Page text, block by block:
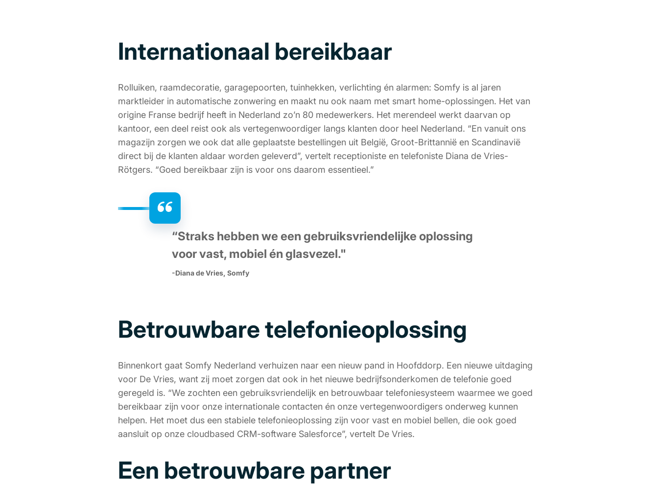
Internationaal bereikbaar
Rolluiken, raamdecoratie, garagepoorten, tuinhekken, verlichting én alarmen: Somfy is al jaren
marktleider in automatische zonwering en maakt nu ook naam met smart home-oplossingen. Het van
origine Franse bedrijf heeft in Nederland zo’n 80 medewerkers. Het merendeel werkt daarvan op
kantoor, een deel reist ook als vertegenwoordiger langs klanten door heel Nederland. “En vanuit ons
magazijn zorgen we ook dat alle geplaatste bestellingen uit België, Groot-Brittannië en Scandinavië
direct bij de klanten aldaar worden geleverd”, vertelt receptioniste en telefoniste Diana de Vries-
Rötgers. “Goed bereikbaar zijn is voor ons daarom essentieel.”
“Straks hebben we een gebruiksvriendelijke oplossing
voor vast, mobiel én glasvezel."
-Diana de Vries, Somfy
Betrouwbare telefonieoplossing
Binnenkort gaat Somfy Nederland verhuizen naar een nieuw pand in Hoofddorp. Een nieuwe uitdaging
voor De Vries, want zij moet zorgen dat ook in het nieuwe bedrijfsonderkomen de telefonie goed
geregeld is. “We zochten een gebruiksvriendelijk en betrouwbaar telefoniesysteem waarmee we goed
bereikbaar zijn voor onze internationale contacten én onze vertegenwoordigers onderweg kunnen
helpen. Het moet dus een stabiele telefonieoplossing zijn voor vast en mobiel bellen, die ook goed
aansluit op onze cloudbased CRM-software Salesforce”, vertelt De Vries.
Een betrouwbare partner